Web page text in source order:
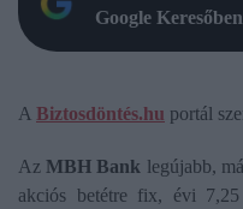
Google
A Biztosdöntés.hu portál
Az MBH Bank legújabb,
akciós betétre fix, évi